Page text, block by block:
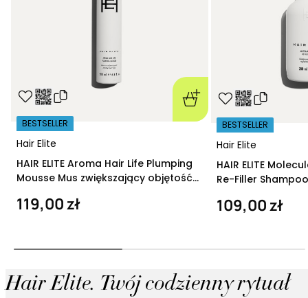
Hair Elite
BESTSELLER
HAIR ELITE Aroma Hair Life Plumping
Mousse Mus zwiększający objętość
119,00 zł
Hair Elite
BESTSELLER
HAIR ELITE
Re-Filler
109,00 zł
Hair Elite. Twój codzienny rytuał